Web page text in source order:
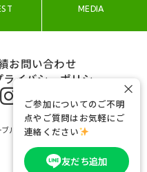
MEDIA
お問い合わせ
ライバシーポリシー
ル&コー
ご参加についてのご不明
点やご質問はお気軽にご
連絡ください
友だち追加
×